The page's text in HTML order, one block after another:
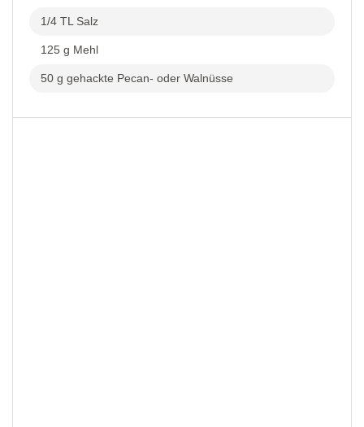
1/4 TL Salz
125 g Mehl
50 g gehackte Pecan- oder Walnüsse